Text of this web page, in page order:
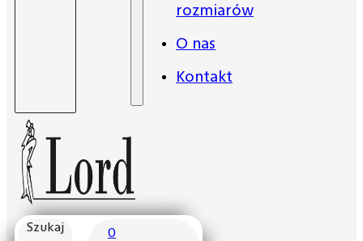
rozmiarów
O nas
Kontakt
Szukaj
0